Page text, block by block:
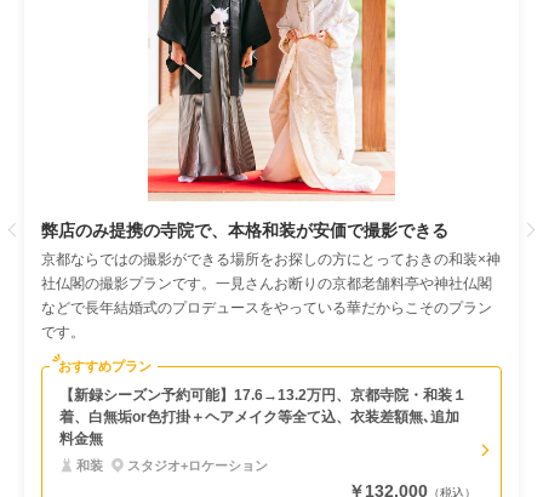
Previous
弊店のみ提携の寺院で、本格和装が安価で撮影できる
京都ならではの撮影ができる場所をお探しの方にとっておきの和装×神
社仏閣の撮影プランです。一見さんお断りの京都老舗料亭や神社仏閣
などで長年結婚式のプロデュースをやっている華だからこそのプラン
です。
おすすめプラン
【新録シーズン予約可能】17.6→13.2万円、京都寺院・和装１
着、白無垢or色打掛＋ヘアメイク等全て込、衣装差額無､追加
料金無
和装 スタジオ+ロケーション
￥132,000 （税込）